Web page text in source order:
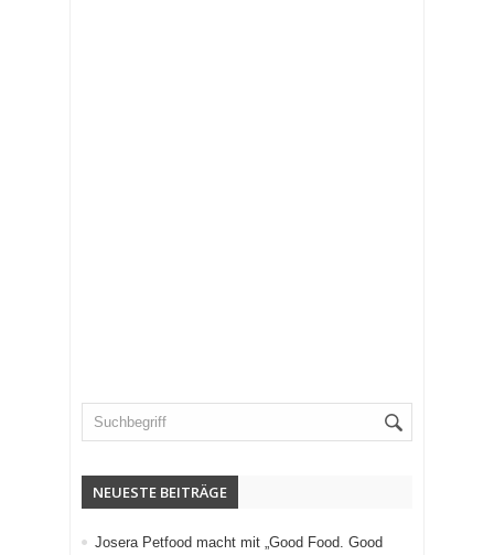
NEUESTE BEITRÄGE
Josera Petfood macht mit „Good Food. Good